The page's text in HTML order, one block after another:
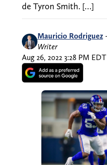
de Tyron Smith. […]
Mauricio Rodriguez
Writer
Aug 26, 2022 3:28 PM EDT